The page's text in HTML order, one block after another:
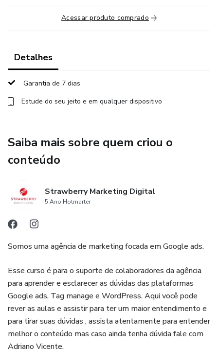
Acessar produto comprado
Detalhes
Garantia de 7 dias
Estude do seu jeito e em qualquer dispositivo
Saiba mais sobre quem criou o
conteúdo
Strawberry Marketing Digital
5 Ano Hotmarter
Somos uma agência de marketing focada em Google ads.
Esse curso é para o suporte de colaboradores da agência
para aprender e esclarecer as dúvidas das plataformas
Google ads, Tag manage e WordPress. Aqui você pode
rever as aulas e assistir para ter um maior entendimento e
para tirar suas dúvidas , assista atentamente para entender
melhor o conteúdo mas caso ainda tenha dúvida fale com
Adriano Vicente.